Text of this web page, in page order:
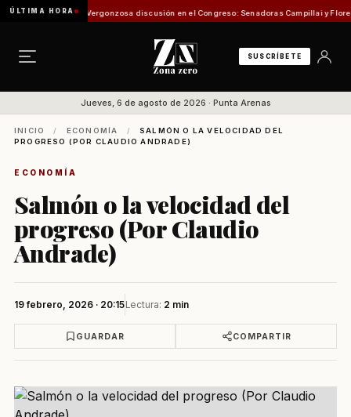
ÚLTIMA HORA
de Pesca Vergonzosa discusión en el Congreso: Senadoras Campillai y Flores se
SUSCRÍBETE
Jueves, 6 de agosto de 2026 · Punta Arenas
INICIO / ECONOMÍA /
SALMÓN O LA VELOCIDAD DEL
PROGRESO (POR CLAUDIO ANDRADE)
ECONOMÍA
Salmón o la velocidad del
progreso (Por Claudio
Andrade)
19 febrero, 2026 · 20:15Lectura: 2 min
GUARDAR COMPARTIR